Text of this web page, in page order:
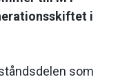
i
som